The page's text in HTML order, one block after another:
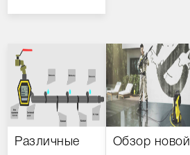
Различные
Обзор новой